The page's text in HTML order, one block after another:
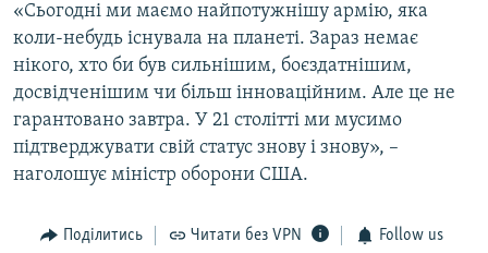
«Сьогодні ми маємо найпотужнішу армію, яка
коли-небудь існувала на планеті. Зараз немає
нікого, хто би був сильнішим, боєздатнішим,
досвідченішим чи більш інноваційним. Але це не
гарантовано завтра. У 21 столітті ми мусимо
підтверджувати свій статус знову і знову», –
наголошує міністр оборони США.
Поділитись Читати без VPN Follow us